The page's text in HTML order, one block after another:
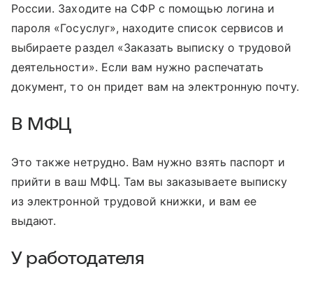
России. Заходите на СФР с помощью логина и
пароля «Госуслуг», находите список сервисов и
выбираете раздел «Заказать выписку о трудовой
деятельности». Если вам нужно распечатать
документ, то он придет вам на электронную почту.
В МФЦ
Это также нетрудно. Вам нужно взять паспорт и
прийти в ваш МФЦ. Там вы заказываете выписку
из электронной трудовой книжки, и вам ее
выдают.
У работодателя